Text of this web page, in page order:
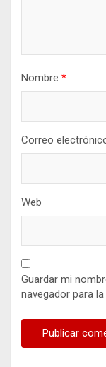
Nombre *
Correo
Web
Guardar mi
navegador para